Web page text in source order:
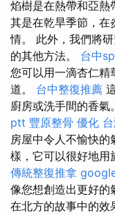
焰樹是在熱帶和亞熱
其是在乾旱季節，在
情。 此外，我們將
的其他方法。 台中
您可以用一滴杏仁精
道。 台中整復推薦
廚房或洗手間的香氣
ptt 豐原整骨 優化
房屋中令人不愉快
樣，它可以很好地用
傳統整復推拿
像您想創造出更好的
在北方的故事中的效